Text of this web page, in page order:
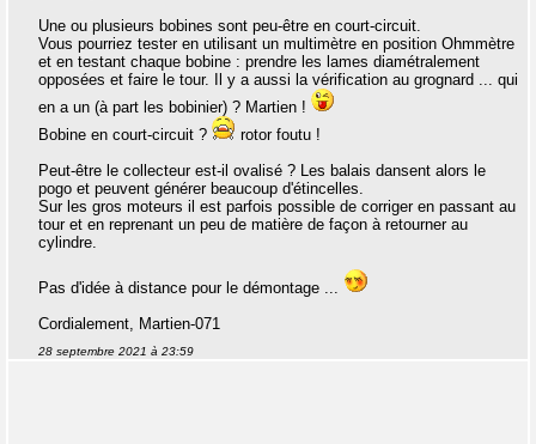
Une ou plusieurs bobines sont peu-être en court-circuit.
Vous pourriez tester en utilisant un multimètre en position Ohmmètre
et en testant chaque bobine : prendre les lames diamétralement
opposées et faire le tour. Il y a aussi la vérification au grognard ... qui
en a un (à part les bobinier) ? Martien !
Bobine en court-circuit ?
rotor foutu !
Peut-être le collecteur est-il ovalisé ? Les balais dansent alors le
pogo et peuvent générer beaucoup d'étincelles.
Sur les gros moteurs il est parfois possible de corriger en passant au
tour et en reprenant un peu de matière de façon à retourner au
cylindre.
Pas d'idée à distance pour le démontage ...
Cordialement, Martien-071
28 septembre 2021 à 23:59